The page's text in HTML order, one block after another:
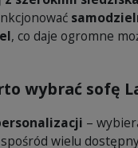
, co daje ogromne
wybrać sofę
–
wielu